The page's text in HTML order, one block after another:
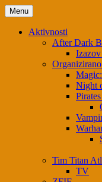
Skip
to
content
Menu
Aktivnosti
After Dark
Night
Tim Titan
TV